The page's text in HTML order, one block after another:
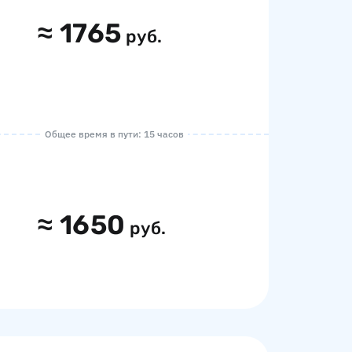
≈1765 руб.
Общее время в пути: 15 часов
≈1650 руб.